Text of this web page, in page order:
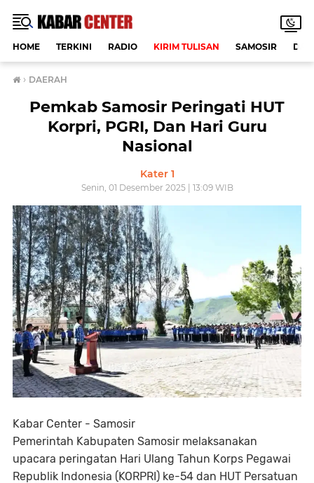
HOME TERKINI RADIO KIRIM TULISAN SAMOSIR
› DAERAH
Pemkab Samosir Peringati HUT
Korpri, PGRI, Dan Hari Guru
Nasional
Kater 1
Senin, 01 Desember 2025 | 13:09 WIB
Kabar Center - Samosir
Pemerintah Kabupaten Samosir melaksanakan
upacara peringatan Hari Ulang Tahun Korps Pegawai
Republik Indonesia (KORPRI) ke-54 dan HUT Persatuan